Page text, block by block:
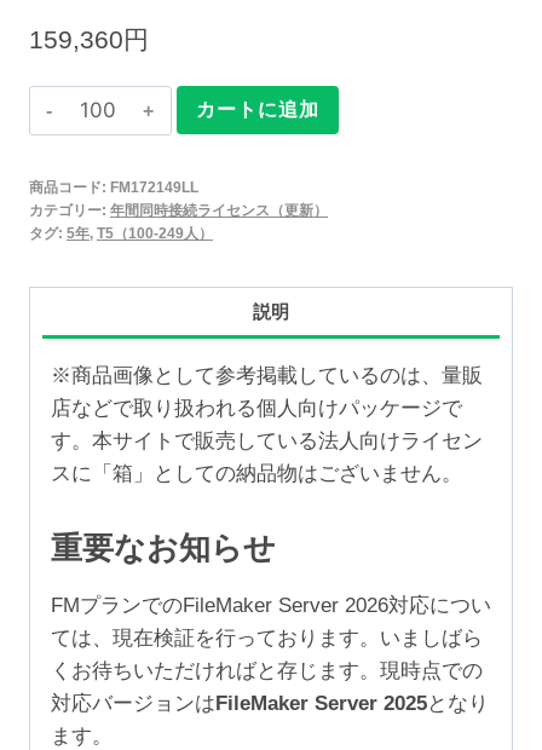
159,360円
Claris
FileMaker
年
間
接
続
ラ
イ
セ
ス
更
新
5
年
（100-
249
カートに追加
商品コード: FM172149LL
カテゴリー: 年間同時接続ライセンス（更新）
タグ: 5年, T5（100-249人）
説明
※商品画像として参考掲載しているのは、量販
店などで取り扱われる個人向けパッケージで
す。本サイトで販売している法人向けライセン
スに「箱」としての納品物はございません。
重要なお知らせ
FMプランでのFileMaker Server 2026対応につい
ては、現在検証を行っております。いましばら
くお待ちいただければと存じます。現時点での
対応バージョンは FileMaker Server 2025となり
ます。